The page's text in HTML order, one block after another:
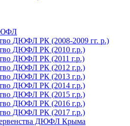
ДЮФЛ РК (2008-2009 гг. р.)
ДЮФЛ РК (2010 г.р.)
ДЮФЛ РК (2011 г.р.)
ДЮФЛ РК (2012 г.р.)
ДЮФЛ РК (2013 г.р.)
ДЮФЛ РК (2014 г.р.)
ДЮФЛ РК (2015 г.р.)
ДЮФЛ РК (2016 г.р.)
ДЮФЛ РК (2017 г.р.)
ДЮФЛ Крыма